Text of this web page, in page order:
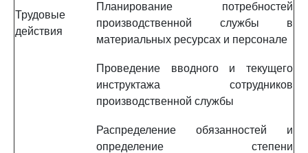
Трудовые
действия
Планирование потребностей
производственной службы в
материальных ресурсах и персонале
Проведение вводного и текущего
инструктажа сотрудников
производственной службы
Распределение обязанностей и
определение степени